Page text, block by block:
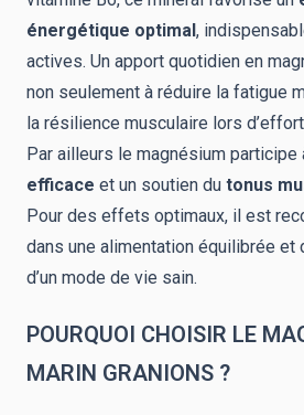
énergétique optimal,
actives. Un apport quotidien en
non seulement à réduire la fatigue
la résilience musculaire lors
Par ailleurs le magnésium participe
efficace et un soutien du tonus
Pour des effets optimaux, il est
dans une alimentation équilibrée et
d’un mode de vie sain.
POURQUOI CHOISIR LE
MARIN GRANIONS ?